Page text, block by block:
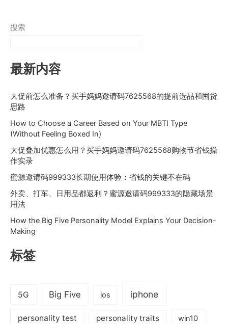
搜索
最新内容
大促前怎么准备？买手妈妈邀请码7625568的提前选品和囤货
思路
How to Choose a Career Based on Your MBTI Type
(Without Feeling Boxed In)
大促叠加优惠怎么用？买手妈妈邀请码7625568购物节省钱操
作实录
蜜源邀请码999333长期使用体验：省钱的关键不在码
外卖、打车、日用品都返利？蜜源邀请码999333的隐藏场景
用法
How the Big Five Personality Model Explains Your Decision-
Making
标签
5G Big Five ios iphone
personality test personality traits win10